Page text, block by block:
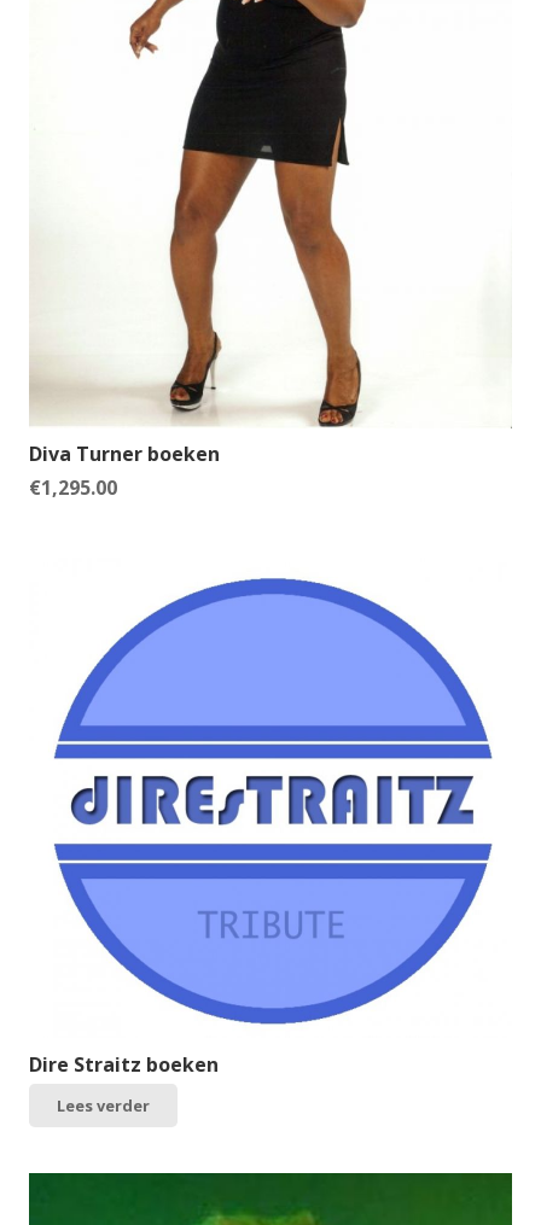
Diva Turner boeken
€1,295.00
Dire Straitz boeken
Lees verder